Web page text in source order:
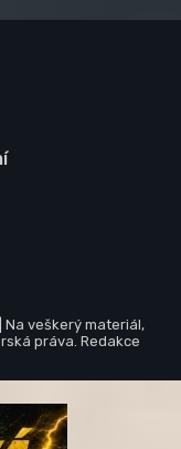
Na veškerý materiál,
práva. Redakce